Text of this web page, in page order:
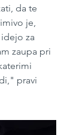
da te
je,
za
zaupa pri
pravi